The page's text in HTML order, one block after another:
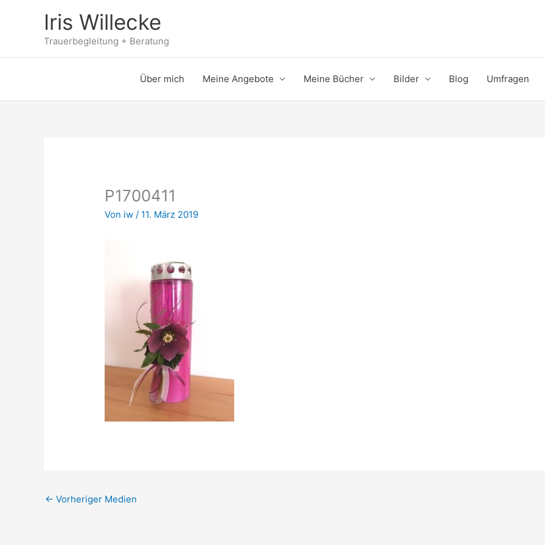
Iris Willecke
Trauerbegleitung + Beratung
Über mich Meine Angebote Meine Bücher Bilder Blog Umfragen
P1700411
Von iw/ 11. März 2019
← Vorheriger Medien